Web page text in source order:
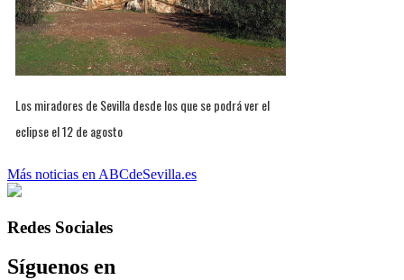
Los miradores de Sevilla desde los que se podrá ver el
eclipse el 12 de agosto
Más noticias en ABCdeSevilla.es
Redes Sociales
Síguenos en